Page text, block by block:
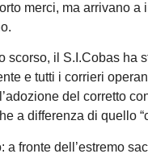
merci, ma arrivano
scorso, il S.I.Cobas ha
e tutti i corrieri
del corretto
a differenza di quello
a fronte dell’estremo